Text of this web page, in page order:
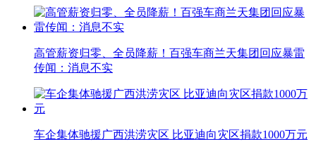
高管薪资归零、全员降薪！百强车商兰天集团回应暴雷
传闻：消息不实
车企集体驰援广西洪涝灾区 比亚迪向灾区捐款1000万元